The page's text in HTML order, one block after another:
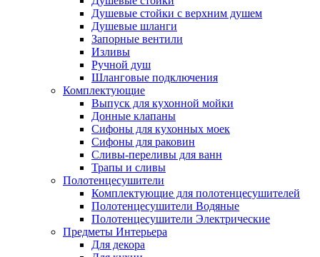
Душевые стойки с верхним душем
Душевые шланги
Запорные вентили
Изливы
Ручной душ
Шланговые подключения
Комплектующие
Выпуск для кухонной мойки
Донные клапаны
Сифоны для кухонных моек
Сифоны для раковин
Сливы-переливы для ванн
Трапы и сливы
Полотенцесушители
Комплектующие для полотенцесушителей
Полотенцесушители Водяные
Полотенцесушители Электрические
Предметы Интерьера
Для декора